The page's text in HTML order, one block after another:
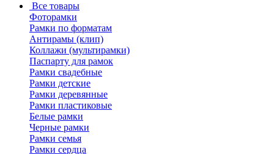
Все товары
Фоторамки
Рамки по форматам
Антирамы (клип)
Коллажи (мультирамки)
Паспарту для рамок
Рамки свадебные
Рамки детские
Рамки деревянные
Рамки пластиковые
Белые рамки
Черные рамки
Рамки семья
Рамки сердца